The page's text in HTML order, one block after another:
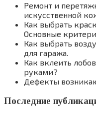
Ремонт и
искусственной
Как выбрать
Основные
Как выбрать
для гаража.
Как вклеить
руками?
Дефекты
Последние